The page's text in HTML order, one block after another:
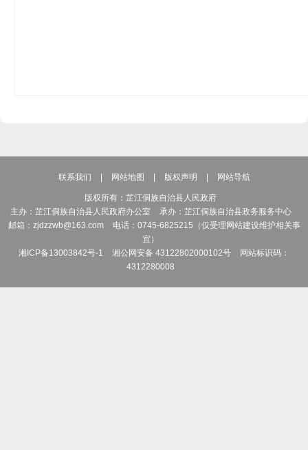
联系我们 网站地图 版权声明 网站导航
版权所有：芷江侗族自治县人民政府
主办：芷江侗族自治县人民政府办公室
承办：芷江侗族自治县政务服务中心
邮箱：zjdzzwb@163.com
电话：0745-6825215（仅受理网站建设维护相关事
宜）
湘ICP备13003842号-1
湘公网安备 43122802000102号
网站标识码：
4312280008